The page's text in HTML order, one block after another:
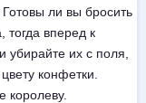
ли вы бросить
тогда вперед к
их с поля,
конфетки.
королеву.